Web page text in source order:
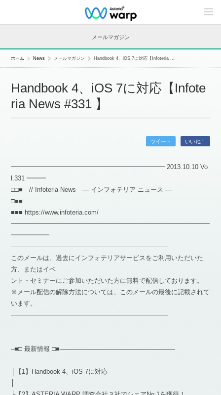
C
n
n
メールマガジン
ホーム News メールマガジン Handbook 4、iOS 7に対応【Infoteria ...
Handbook 4、iOS 7に対応【Infote
ria News #331 】
ツイート いいね！
━━━━━━━━━━━━━━━━━━━━━━━━ 2013.10.10 Vo
l.331 ━━━
□□■ // Infoteria News — インフォテリア ニュース —
□■■
■■■ https://www.infoteria.com/
━━━━━━━━━━━━━━━━━━━━━━━━━━━━━━━
━━━━━━
————————————————————————–
このメールは、過去にインフォテリアサービスをご利用いただいた
方、またはイベ
ント・セミナーにご参加いただいた方に無料で配信しております。
※メール配信の解除方法については、このメールの最後に記載されて
います。
————————————————————————–
–■□ 最新情報 □■——————————————————
├【1】Handbook 4、iOS 7に対応